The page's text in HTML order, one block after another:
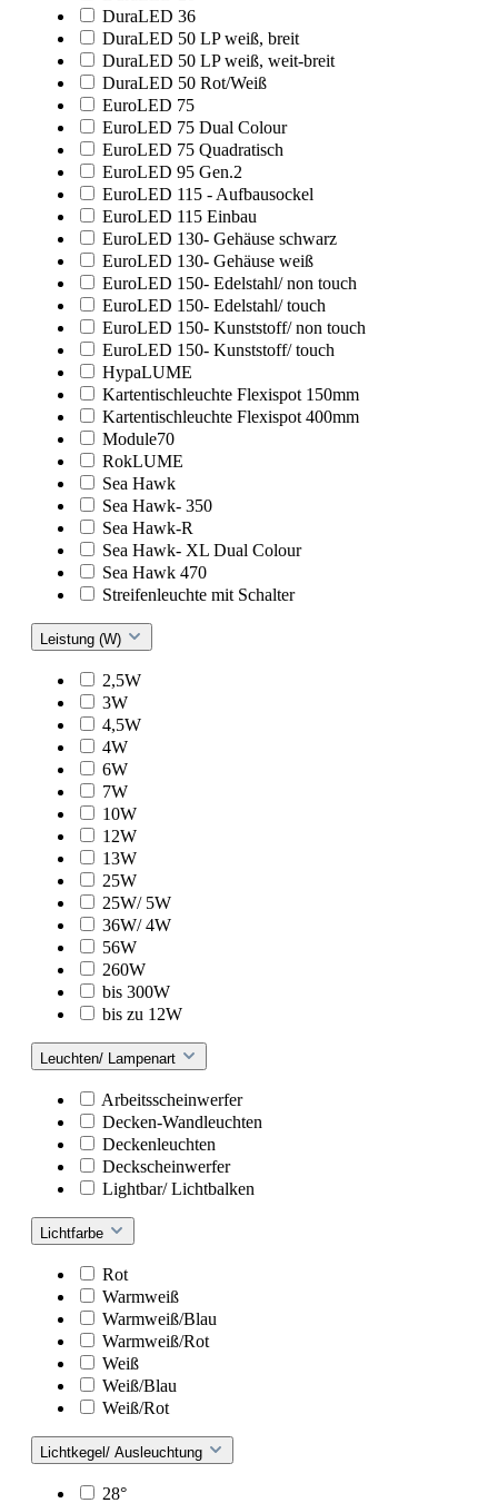
DuraLED 36
DuraLED 50 LP weiß, breit
DuraLED 50 LP weiß, weit-breit
DuraLED 50 Rot/Weiß
EuroLED 75
EuroLED 75 Dual Colour
EuroLED 75 Quadratisch
EuroLED 95 Gen.2
EuroLED 115 - Aufbausockel
EuroLED 115 Einbau
EuroLED 130- Gehäuse schwarz
EuroLED 130- Gehäuse weiß
EuroLED 150- Edelstahl/ non touch
EuroLED 150- Edelstahl/ touch
EuroLED 150- Kunststoff/ non touch
EuroLED 150- Kunststoff/ touch
HypaLUME
Kartentischleuchte Flexispot 150mm
Kartentischleuchte Flexispot 400mm
Module70
RokLUME
Sea Hawk
Sea Hawk- 350
Sea Hawk-R
Sea Hawk- XL Dual Colour
Sea Hawk 470
Streifenleuchte mit Schalter
Leistung (W)
2,5W
3W
4,5W
4W
6W
7W
10W
12W
13W
25W
25W/ 5W
36W/ 4W
56W
260W
bis 300W
bis zu 12W
Leuchten/ Lampenart
Arbeitsscheinwerfer
Decken-Wandleuchten
Deckenleuchten
Deckscheinwerfer
Lightbar/ Lichtbalken
Lichtfarbe
Rot
Warmweiß
Warmweiß/Blau
Warmweiß/Rot
Weiß
Weiß/Blau
Weiß/Rot
Lichtkegel/ Ausleuchtung
28°